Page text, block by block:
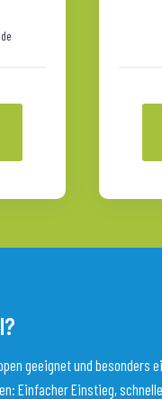
geeignet und besonders
Einfacher Einstieg,